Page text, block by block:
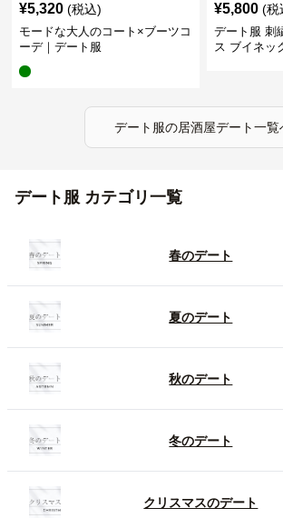
¥5,320 (税込)
モードな大人のコート×ブーツコ
ーデ｜デート服
¥5,800 (税
デート服 刺
ス ブイネッ
デート服の居酒屋デート一覧
デート服 カテゴリ一覧
春のデート
夏のデート
秋のデート
冬のデート
クリスマスのデート